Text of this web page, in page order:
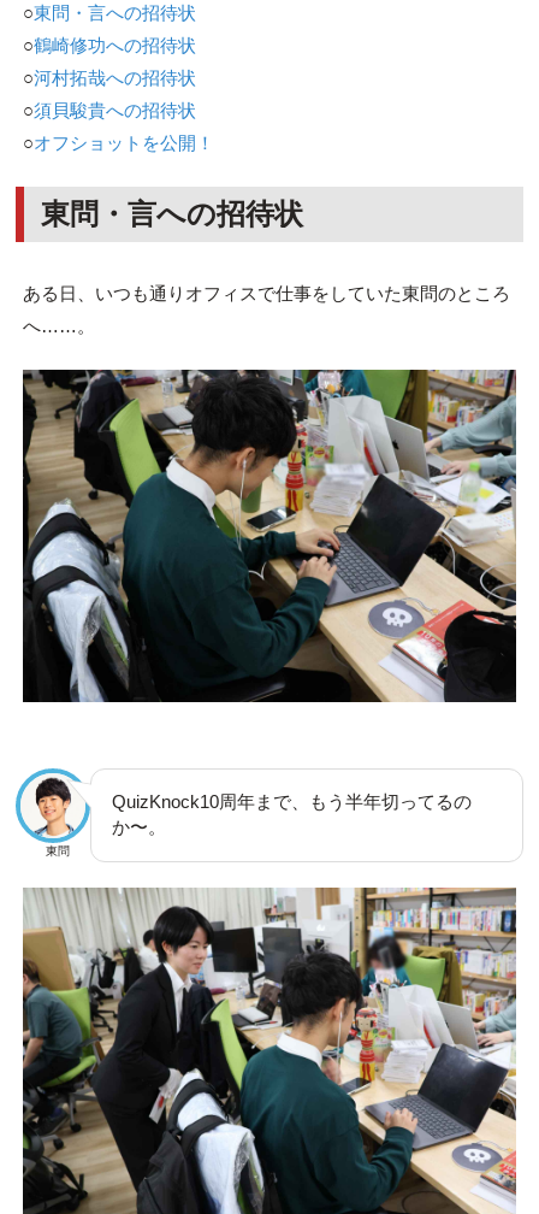
○東問・言への招待状
○鶴崎修功への招待状
○河村拓哉への招待状
○須貝駿貴への招待状
○オフショットを公開！
東問・言への招待状
ある日、いつも通りオフィスで仕事をしていた東問のところ
へ……。
東問
QuizKnock10周年まで、もう半年切ってるの
か〜。